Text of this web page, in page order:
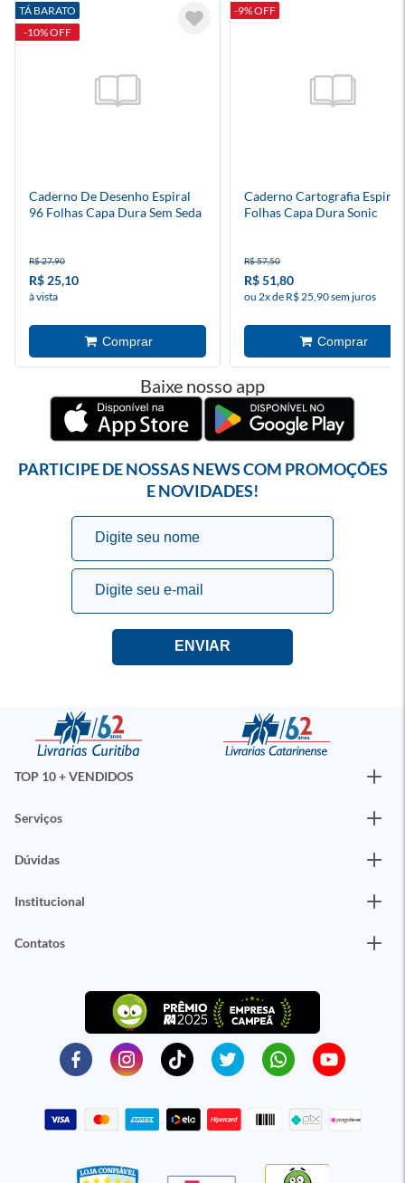
TÁ BARATO
-10% OFF
Caderno De Desenho Espiral
96 Folhas Capa Dura Sem Seda
R$ 27,90
R$ 25,10
à vista
-9% OFF
Caderno Cartografia Espiral
Folhas Capa Dura Sonic
R$ 57,50
R$ 51,80
ou 2x de R$ 25,90 sem juros
Baixe nosso app
PARTICIPE DE NOSSAS NEWS COM PROMOÇÕES
E NOVIDADES!
TOP 10 + VENDIDOS
Serviços
Dúvidas
Institucional
Contatos